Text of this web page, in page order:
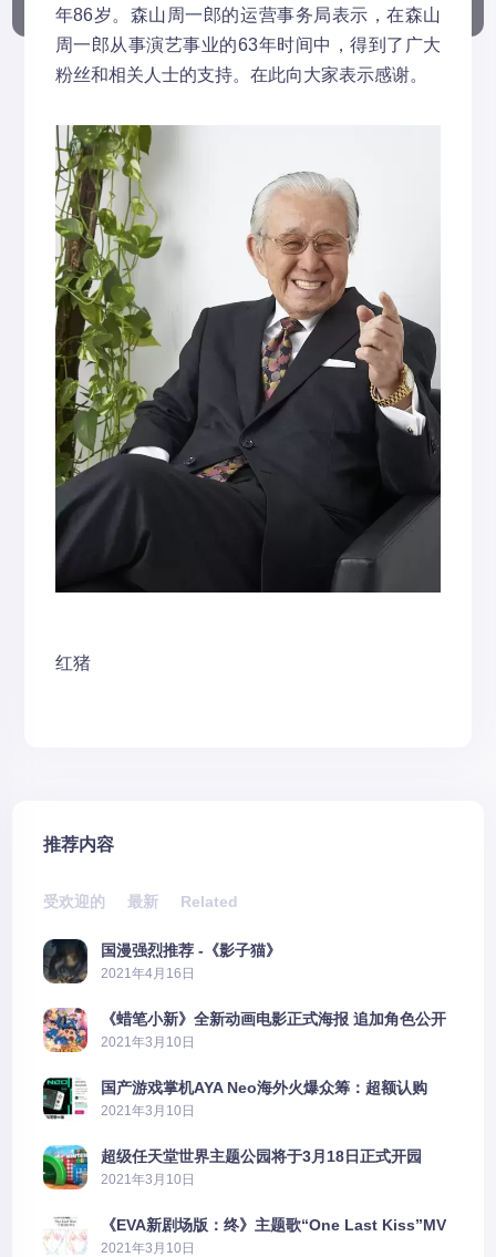
年86岁。森山周一郎的运营事务局表示，在森山
周一郎从事演艺事业的63年时间中，得到了广大
粉丝和相关人士的支持。在此向大家表示感谢。
红猪
推荐内容
受欢迎的 最新 Related
国漫强烈推荐 -《影子猫》
2021年4月16日
《蜡笔小新》全新动画电影正式海报 追加角色公开
2021年3月10日
国产游戏掌机AYA Neo海外火爆众筹：超额认购
2606%
2021年3月10日
超级任天堂世界主题公园将于3月18日正式开园
2021年3月10日
《EVA新剧场版：终》主题歌“One Last Kiss”MV
公布
2021年3月10日